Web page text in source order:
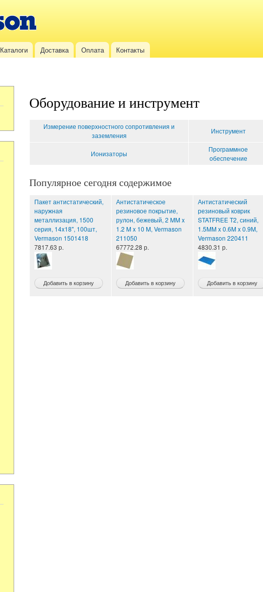
Каталоги Доставка Оплата Контакты
Оборудование и инструмент
Измерение поверхностного сопротивления и
заземления
Инструмент
Ионизаторы
Программное
обеспечение
Популярное сегодня содержимое
Пакет антистатический,
наружная
металлизация, 1500
серия, 14x18", 100шт,
Vermason 1501418
7817.63 р.
Антистатическое
резиновое покрытие,
рулон, бежевый, 2 MM x
1.2 M x 10 M, Vermason
211050
67772.28 р.
Антистатический
резиновый коврик
STATFREE T2, синий,
1.5MM x 0.6M x 0.9M,
Vermason 220411
4830.31 р.